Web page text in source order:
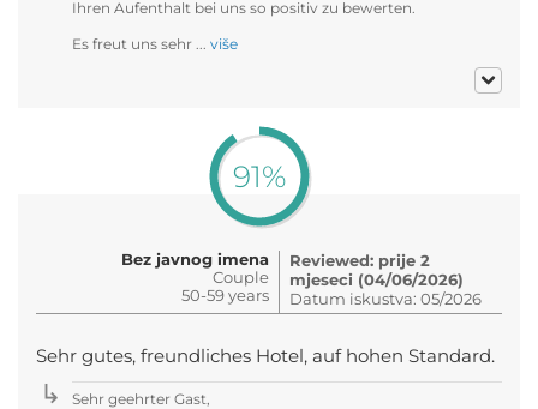
Ihren Aufenthalt bei uns so positiv zu bewerten.
Es freut uns sehr ... više
91%
Bez javnog imena
Couple
50-59 years
Reviewed: prije 2
mjeseci (04/06/2026)
Datum iskustva: 05/2026
Sehr gutes, freundliches Hotel, auf hohen Standard.
Sehr geehrter Gast,